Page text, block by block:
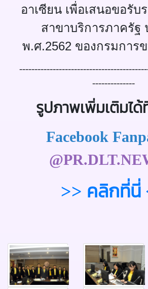
อาเซียน เพื่อเสนอขอรับ
สาขาบริการภาครัฐ
พ.ศ.2562 ของกรมการ
--------------
รูปภาพเพิ่มเติมไ
Facebook
>> คลิกที่นี่